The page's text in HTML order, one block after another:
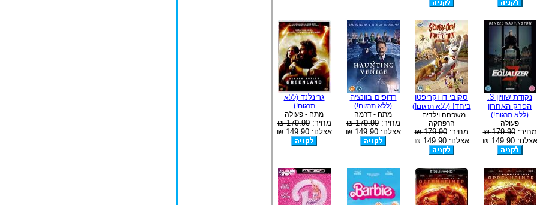
נקודת שוויון 3:
הפרק האחרון
(ללא תרגום!)
פעולה
מחיר:179.90 ₪
אצלנו: 149.90 ₪
סקובי דו וקריפטו
ביחד!(ללא תרגום!)
משפחה וילדים -
הרפתקה
מחיר:179.90 ₪
אצלנו: 149.90 ₪
רדופים בוונציה
(ללא תרגום!)
מתח - דרמה
מחיר:179.90 ₪
אצלנו: 149.90 ₪
גרינלנד(ללא
תרגום!)
מתח - פעולה
מחיר:179.90 ₪
אצלנו: 149.90 ₪